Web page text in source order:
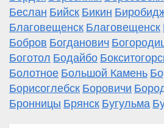
Беслан Бийск Бикин
Благовещенск Благовещенск
Бобров Богданович
Боготол Бодайбо
Болотное Большой Камень
Борисоглебск Боровичи
Бронницы Брянск Бугульма